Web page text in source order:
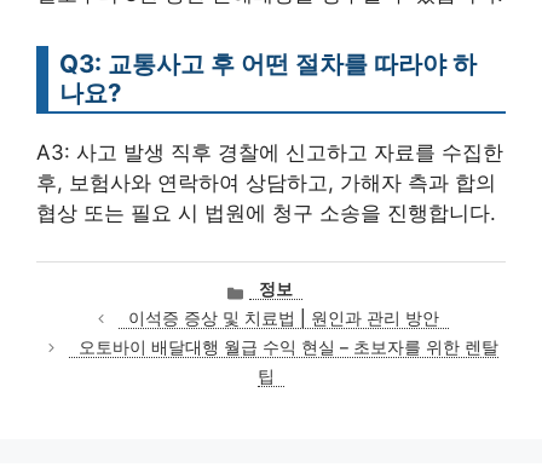
Q3: 교통사고 후 어떤 절차를 따라야 하
나요?
A3: 사고 발생 직후 경찰에 신고하고 자료를 수집한
후, 보험사와 연락하여 상담하고, 가해자 측과 합의
협상 또는 필요 시 법원에 청구 소송을 진행합니다.
카
테
고
리
정보
이석증 증상 및 치료법 | 원인과 관리 방안
오토바이 배달대행 월급 수익 현실 – 초보자를 위한 렌탈
팁